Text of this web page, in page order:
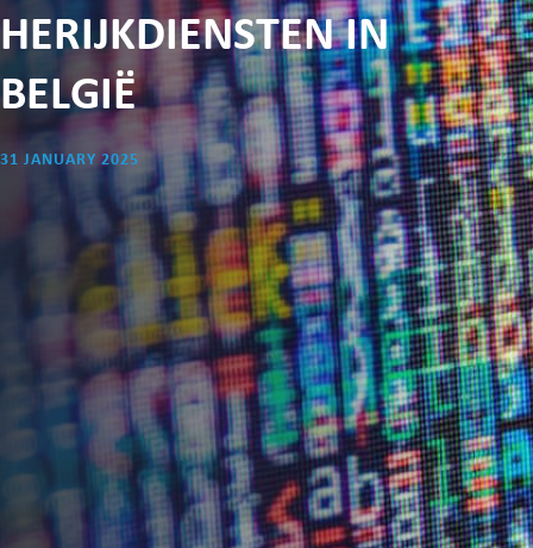
HERIJKDIENSTEN IN
BELGIË
31 JANUARY 2025